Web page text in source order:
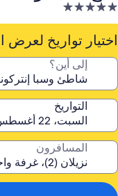
منشأة
فندقية
مصنفة
5.0
اختيار تواريخ لعرض
إلى أين؟
التواريخ
المسافرون